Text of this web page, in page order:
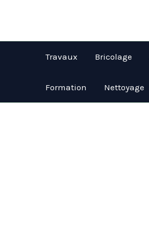
Travaux Bricolage
Formation Nettoyage